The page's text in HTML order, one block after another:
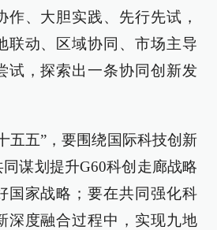
作、大胆实践、先行先试，
联动、区域协同、市场主导
试，探索出一条协同创新发
五五”，要围绕国际科技创新
谋划提升G60科创走廊战略
国家战略；要在共同强化科
深度融合过程中，实现九地